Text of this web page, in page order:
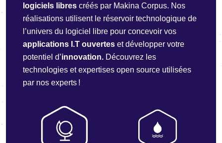
logiciels libres créés par Makina Corpus. Nos
réalisations utilisent le réservoir technologique de
l’univers du logiciel libre pour concevoir vos
applications I.T ouvertes et développer votre
potentiel d’innovation. Découvrez les
technologies et expertises open source utilisées
par nos experts !